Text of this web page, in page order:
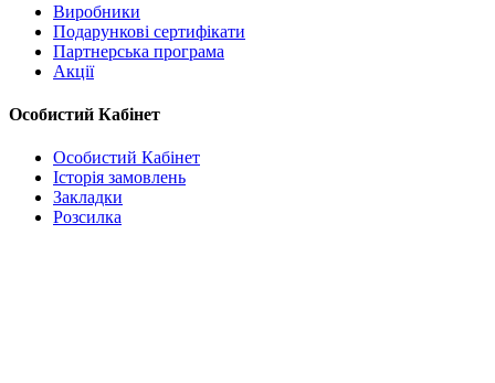
Виробники
Подарункові сертифікати
Партнерська програма
Акції
Особистий Кабінет
Особистий Кабінет
Історія замовлень
Закладки
Розсилка